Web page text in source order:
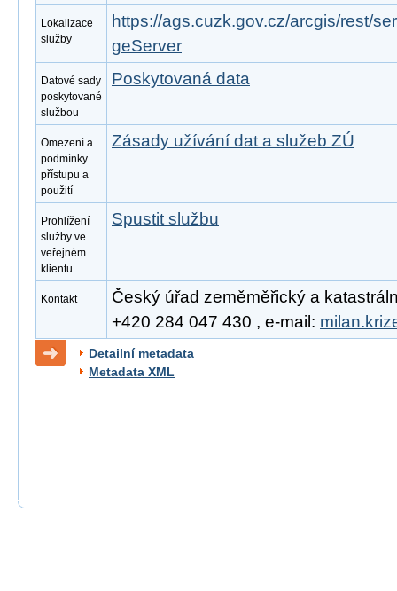
Lokalizace
služby
https://ags.cuzk.gov.cz/arcgis/rest/
geServer
Datové sady
poskytované
službou
Poskytovaná data
Omezení a
podmínky
přístupu a
použití
Zásady užívání dat a služeb ZÚ
Prohlížení
služby ve
veřejném
klientu
Spustit službu
Kontakt
Český úřad zeměměřický a
+420 284 047 430 , e-mail:
Detailní metadata
Metadata XML